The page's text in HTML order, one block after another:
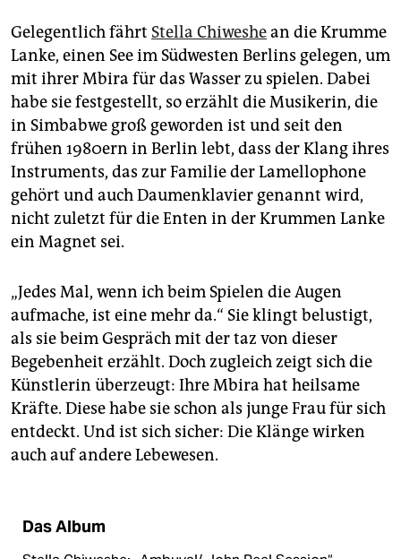
unterstützen
abo
genossenschaft
epaper login
Gelegentlich fährt Stella Chiweshean die Krumme
Lanke, einen See im Südwesten Berlins gelegen, um
mit ihrer Mbira für das Wasser zu spielen. Dabei
habe sie festgestellt, so erzählt die Musikerin, die
in Simbabwe groß geworden ist und seit den
frühen 1980ern in Berlin lebt, dass der Klang ihres
Instruments, das zur Familie der Lamellophone
gehört und auch Daumenklavier genannt wird,
nicht zuletzt für die Enten in der Krummen Lanke
ein Magnet sei.
„Jedes Mal, wenn ich beim Spielen die Augen
aufmache, ist eine mehr da.“ Sie klingt belustigt,
als sie beim Gespräch mit der taz von dieser
Begebenheit erzählt. Doch zugleich zeigt sich die
Künstlerin überzeugt: Ihre Mbira hat heilsame
Kräfte. Diese habe sie schon als junge Frau für sich
entdeckt. Und ist sich sicher: Die Klänge wirken
auch auf andere Lebewesen.
Das Album